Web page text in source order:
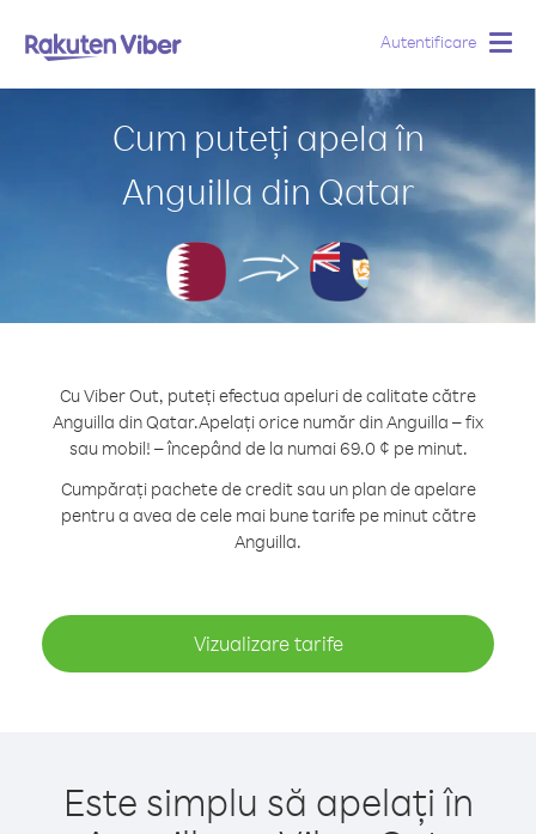
Autentificare
Cum puteți apela în
Anguilla din Qatar
Cu Viber Out, puteți efectua apeluri de calitate către
Anguilla din Qatar.Apelați orice număr din Anguilla – fix
sau mobil! – începând de la numai 69.0 ¢ pe minut.
Cumpărați pachete de credit sau un plan de apelare
pentru a avea de cele mai bune tarife pe minut către
Anguilla.
Vizualizare tarife
Este simplu să apelați în